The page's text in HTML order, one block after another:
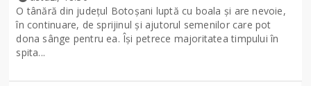
O tânără din județul Botoșani luptă cu boala și are nevoie,
în continuare, de sprijinul și ajutorul semenilor care pot
dona sânge pentru ea. Își petrece majoritatea timpului în
spita...